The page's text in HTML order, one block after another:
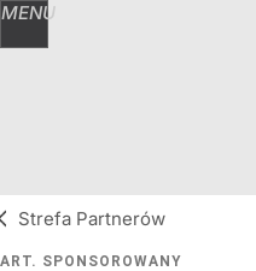
MENU
Strefa Partnerów
ART. SPONSOROWANY